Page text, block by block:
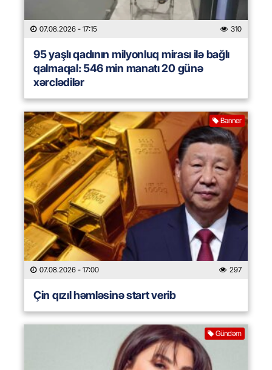
07.08.2026 - 17:15 310
95 yaşlı qadının milyonluq mirası ilə bağlı
qalmaqal: 546 min manatı 20 günə
xərclədilər
Banner
07.08.2026 - 17:00 297
Çin qızıl həmləsinə start verib
Gündəm